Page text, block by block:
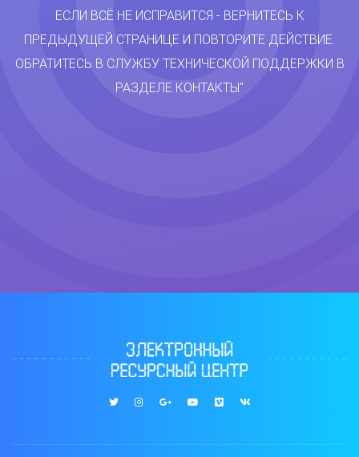
ЕСЛИ ВСЁ НЕ ИСПРАВИТСЯ - ВЕРНИТЕСЬ К
ПРЕДЫДУЩЕЙ СТРАНИЦЕ И ПОВТОРИТЕ ДЕЙСТВИЕ.
ОБРАТИТЕСЬ В СЛУЖБУ ТЕХНИЧЕСКОЙ ПОДДЕРЖКИ В
РАЗДЕЛЕ КОНТАКТЫ"